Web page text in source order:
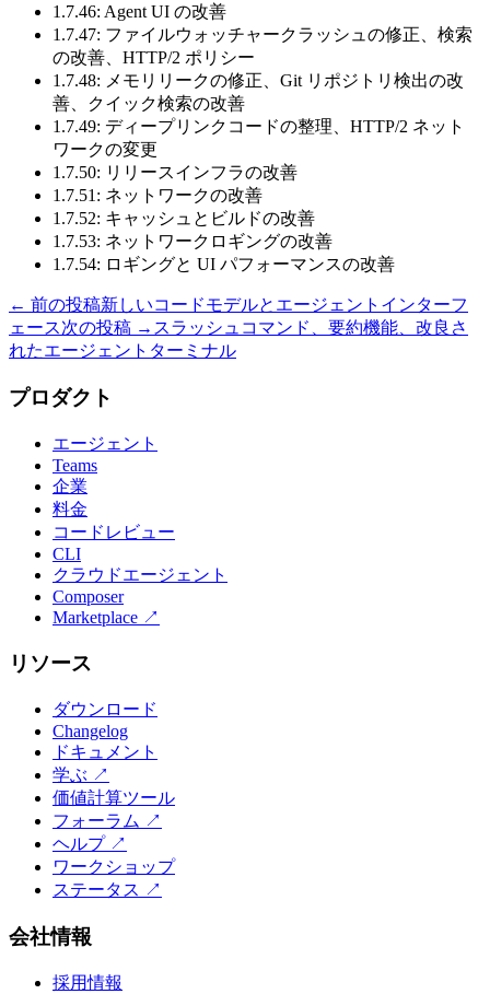
1.7.46: Agent UI の改善
1.7.47: ファイルウォッチャークラッシュの修正、検索
の改善、HTTP/2 ポリシー
1.7.48: メモリリークの修正、Git リポジトリ検出の改
善、クイック検索の改善
1.7.49: ディープリンクコードの整理、HTTP/2 ネット
ワークの変更
1.7.50: リリースインフラの改善
1.7.51: ネットワークの改善
1.7.52: キャッシュとビルドの改善
1.7.53: ネットワークロギングの改善
1.7.54: ロギングと UI パフォーマンスの改善
← 前の投稿新しいコードモデルとエージェントインターフ
ェース次の投稿 → スラッシュコマンド、要約機能、改良さ
れたエージェントターミナル
プロダクト
エージェント
Teams
企業
料金
コードレビュー
CLI
クラウドエージェント
Composer
Marketplace ↗
リソース
ダウンロード
Changelog
ドキュメント
学ぶ ↗
価値計算ツール
フォーラム ↗
ヘルプ↗
ワークショップ
ステータス ↗
会社情報
採用情報